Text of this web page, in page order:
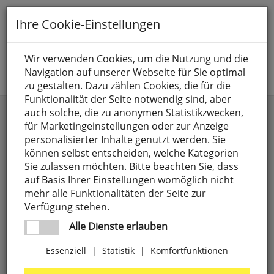
Toggle
Suche nach
Jetzt anmelden
ROMANTICA
Außensockelleuchte,1xE27/100W
Ihre Cookie-Einstellungen
Wir verwenden Cookies, um die Nutzung und die
Navigation auf unserer Webseite für Sie optimal
zu gestalten. Dazu zählen Cookies, die für die
Funktionalität der Seite notwendig sind, aber
auch solche, die zu anonymen Statistikzwecken,
für Marketingeinstellungen oder zur Anzeige
personalisierter Inhalte genutzt werden. Sie
können selbst entscheiden, welche Kategorien
Sie zulassen möchten. Bitte beachten Sie, dass
auf Basis Ihrer Einstellungen womöglich nicht
mehr alle Funktionalitäten der Seite zur
Verfügung stehen.
Alle Dienste erlauben
Essenziell | Statistik | Komfortfunktionen